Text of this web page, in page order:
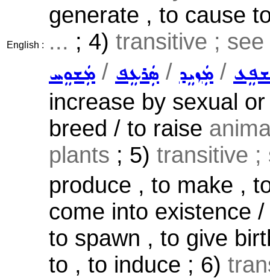
English :
generate , to cause
... ; 4) transitive ;
ܡܲܫܘܸܚ / ܣܲܪܥܸܦ / ܡܲܙܝܸܕ /
increase by sexual
breed / to raise
plants ; 5) transitive
produce , to make ,
come into existence
to spawn , to give
to , to induce ; 6)